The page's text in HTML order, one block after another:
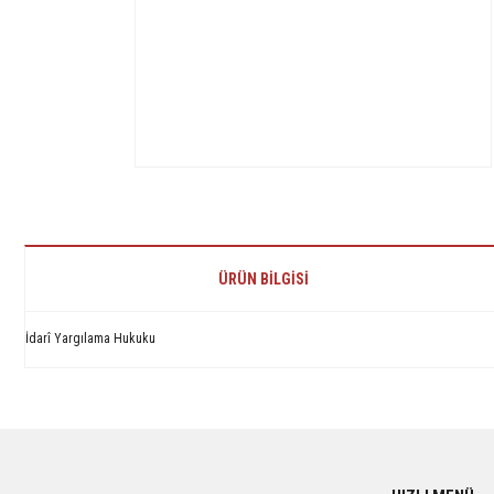
ÜRÜN BILGISI
İdarî Yargılama Hukuku